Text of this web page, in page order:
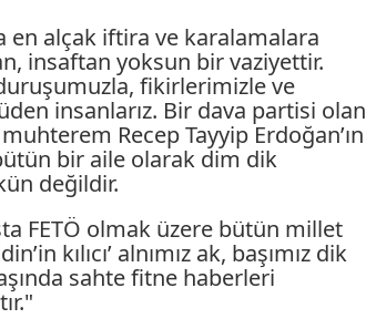
en alçak iftira ve karalamalara
insaftan yoksun bir vaziyettir.
fikirlerimizle ve
insanlarız. Bir dava partisi olan
Recep Tayyip Erdoğan’ın
bir aile olarak dim dik
değildir.
FETÖ olmak üzere bütün millet
kılıcı’ alnımız ak, başımız dik
sahte fitne haberleri